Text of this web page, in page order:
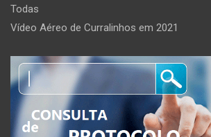
Todas
Vídeo Aéreo de Curralinhos em 2021